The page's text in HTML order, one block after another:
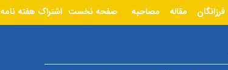
فرزانگان مقاله مصاحبه صفحه نخست اشتراک هفته نامه